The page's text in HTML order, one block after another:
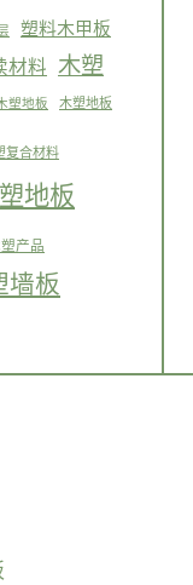
塑料木甲板
材料 木塑
塑地板 木塑地板
复合材料
地板
产品
墙板